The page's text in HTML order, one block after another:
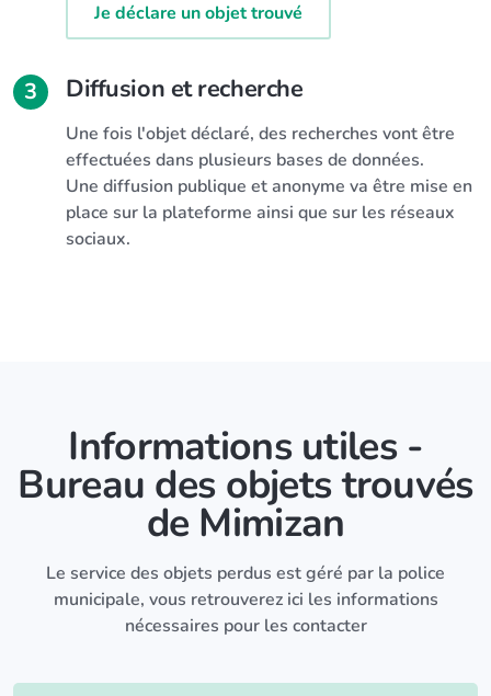
Je déclare un objet trouvé
3 Diffusion et recherche
Une fois l'objet déclaré, des recherches vont être
effectuées dans plusieurs bases de données.
Une diffusion publique et anonyme va être mise en
place sur la plateforme ainsi que sur les réseaux
sociaux.
Informations utiles -
Bureau des objets trouvés
de Mimizan
Le service des objets perdus est géré par la police
municipale, vous retrouverez ici les informations
nécessaires pour les contacter